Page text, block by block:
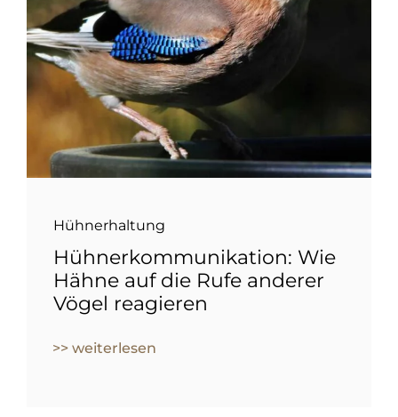
Hühnerhaltung
Hühnerkommunikation: Wie
Hähne auf die Rufe anderer
Vögel reagieren
>> weiterlesen